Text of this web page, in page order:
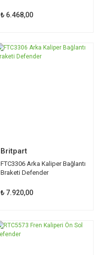
₺ 6.468,00
Britpart
FTC3306 Arka Kaliper Bağlantı
Braketi Defender
₺ 7.920,00